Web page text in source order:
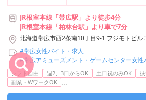
JR根室本線「帯広駅」より徒歩4分
JR根室本線「柏林台駅」より車で7分
北海道帯広市西2条南10丁目9-1 フジモトビル
#帯広女性バイト・求人
#帯広アミューズメント・ゲームセンター女性
シフト自由 週2、3日からOK 土日祝のみOK
副業・WワークOK ...